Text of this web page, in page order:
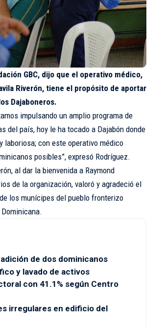
GBC, dijo que el operativo médico,
Riverón, tiene el propósito de aportar
Dajaboneros.
impulsando un amplio programa de
del país, hoy le ha tocado a Dajabón donde
laboriosa; con este operativo médico
posibles”, expresó Rodríguez.
al dar la bienvenida a Raymond
de la organización, valoró y agradeció el
los munícipes del pueblo fronterizo
de dos dominicanos
y lavado de activos
con 41.1% según Centro
irregulares en edificio del